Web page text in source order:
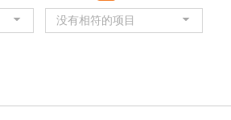
没有相符的项目